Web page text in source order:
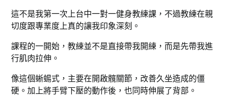
這不是我第一次上台中一對一健身教練課，不過教練在親
切度跟專業度上真的讓我印象深刻。
課程的一開始，教練並不是直接帶我開練，而是先帶我進
行肌肉拉伸。
像這個蜥蜴式，主要在開啟髖關節，改善久坐造成的僵
硬。加上將手臂下壓的動作後，也同時伸展了背部。